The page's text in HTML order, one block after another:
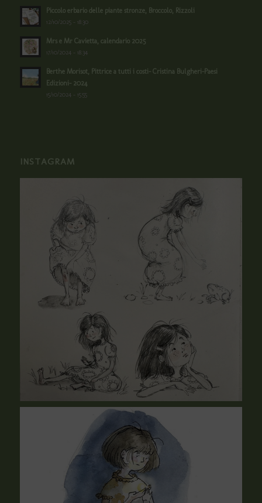
Piccolo erbario delle piante stronze, Broccolo, Rizzoli
12/10/2025 - 18:30
Mrs e Mr Cavietta, calendario 2025
17/10/2024 - 18:34
Berthe Morisot, Pittrice a tutti i costi- Cristina Bulgheri-Paesi
Edizioni- 2024
15/10/2024 - 15:55
INSTAGRAM